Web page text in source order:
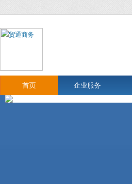
首页 企业服务